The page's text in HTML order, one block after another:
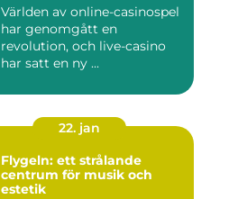
Världen av online-casinospel
har genomgått en
revolution, och live-casino
har satt en ny ...
22. jan
Flygeln: ett strålande
centrum för musik och
estetik